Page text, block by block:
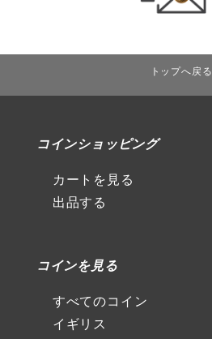
トップへ戻る
コインショッピング
カートを見る
出品する
コインを見る
すべてのコイン
イギリス